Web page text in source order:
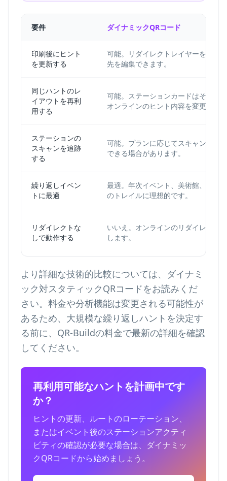
要件 ダイナミックQRコード
印刷後にヒント
を更新する
可能。リダイレクトレイヤーを通じ
先を編集できます。
同じハントのレ
イアウトを再利
用する
可能。ステーションカードはそのま
オンラインのヒント内容を変更でき
ステーションの
スキャンを追跡
する
可能。プランに応じてスキャン分析
できる場合があります。
繰り返しイベン
トに最適
最適。年次イベント、美術館、入れ
のトレイルに理想的です。
リダイレクトな
しで動作する
いいえ。オンラインのリダイレクト
します。
より詳細な技術的比較については、 ダイナミ
ック対スタティックQRコードをお読みくだ
さい。料金や分析機能は変更される可能性が
あるため、大規模な繰り返しハントを決定す
る前に、 QR-Buildの料金で最新の詳細を確認
してください。
再利用可能なハントを計画中です
か？
ヒントの更新、ルートのローテーション、
またはイベント後のステーションアクティ
ビティの確認が必要な場合は、ダイナミッ
クQRコードから始めましょう。